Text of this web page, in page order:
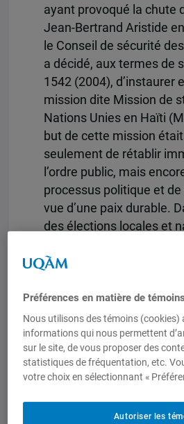
ayant provoqué la chute
Jean-Bertrand Aristide
le Conseil de sécurité
a décidé, aux termes de
1542 (2004), d’instaurer
mission dite Mission de
Nations Unies en Haïti
but de cette mission
seulement de rétablir
l’ordre public, mais
processus politique et
vue d’une paix durable.
des élections locales et
des dispositifs de reforme
la sécurité : le droit, la
le système pénitencier.
Gouvernement a mis en
de développement
Document de stratégie
(DSNCRP) – 2008-2010.
Préférences en matière de témoins
Nous utilisons des témoins (cookies)
informations qui nous permettent
sur le site, de vous proposer des
statistiques de fréquentation, etc.
votre choix en sélectionnant «
Autoriser les